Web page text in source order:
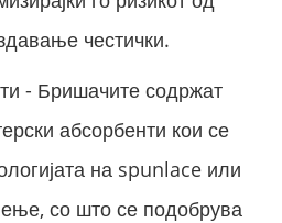
честички.
- Бришачите содржат
абсорбенти кои се
на spunlace или
со што се подобрува